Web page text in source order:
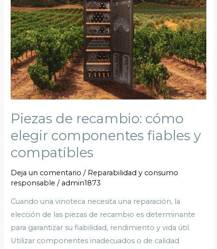
Piezas de recambio: cómo
elegir componentes fiables y
compatibles
Deja un comentario / Reparabilidad y consumo
responsable / admin1873
Cuando una vinoteca necesita una reparación, la
elección de las piezas de recambio es determinante
para garantizar su fiabilidad, rendimiento y vida útil.
Utilizar componentes inadecuados o de calidad
recambio:
cómo
elegir
componentes
fiables
y
compatibles